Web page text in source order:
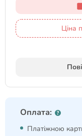
Ціна
Оплата:
Платіжною